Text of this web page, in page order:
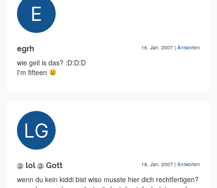
egrh 16. Jan. 2007 | Antworten
wie geil is das? :D:D:D
I'm fifteen
@ lol @ Gott 16. Jan. 2007 | Antworten
wenn du kein kiddi bist wiso musste hier dich rechtfertigen?